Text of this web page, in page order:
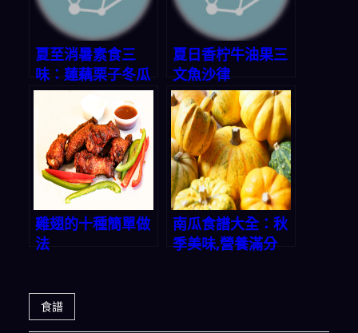
夏至消暑素食三
味：蓮藕栗子冬瓜
湯、水油燜時蔬、
油浸蒜香拌麵
夏日香柠牛油果三
文魚沙律
雞翅的十種簡單做
法
南瓜食譜大全：秋
季美味,營養滿分
食譜